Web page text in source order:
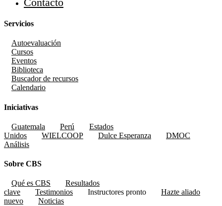
Servicios
Autoevaluación
Cursos
Eventos
Biblioteca
Buscador de recursos
Calendario
Iniciativas
Guatemala Perú
Estados
Unidos
WIELCOOP Dulce Esperanza
DMOC
Análisis
Sobre CBS
Qué es CBS
Resultados
clave
Testimonios Instructores pronto
Hazte aliado
nuevo
Noticias